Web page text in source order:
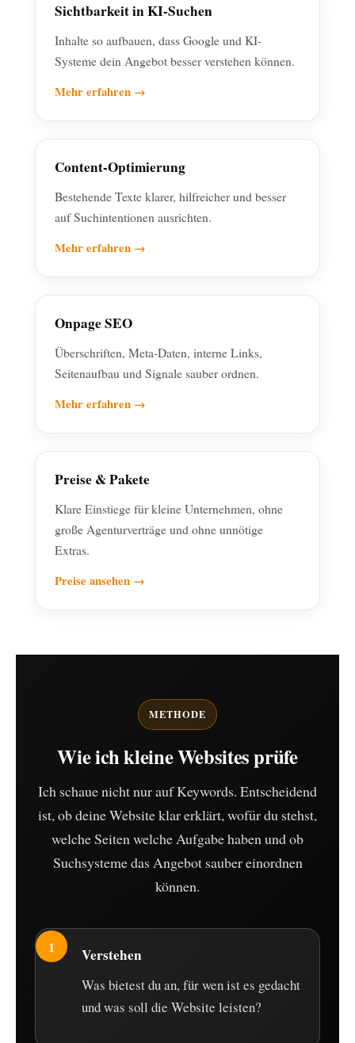
Sichtbarkeit in KI-Suchen
Inhalte so aufbauen, dass Google und KI-
Systeme dein Angebot besser verstehen können.
Mehr erfahren →
Content-Optimierung
Bestehende Texte klarer, hilfreicher und besser
auf Suchintentionen ausrichten.
Mehr erfahren →
Onpage SEO
Überschriften, Meta-Daten, interne Links,
Seitenaufbau und Signale sauber ordnen.
Mehr erfahren →
Preise & Pakete
Klare Einstiege für kleine Unternehmen, ohne
große Agenturverträge und ohne unnötige
Extras.
Preise ansehen →
METHODE
Wie ich kleine Websites prüfe
Ich schaue nicht nur auf Keywords. Entscheidend
ist, ob deine Website klar erklärt, wofür du stehst,
welche Seiten welche Aufgabe haben und ob
Suchsysteme das Angebot sauber einordnen
können.
Verstehen
Was bietest du an, für wen ist es gedacht
und was soll die Website leisten?